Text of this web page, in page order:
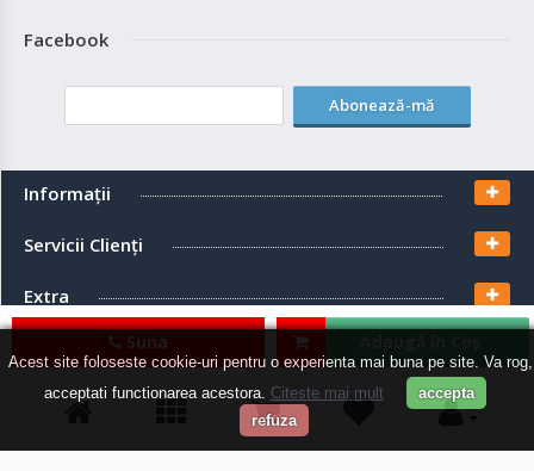
Acest site foloseste cookie-uri pentru o experienta mai buna pe site. Va rog,
acceptati functionarea acestora. Citeste mai mult
accepta
refuza
Suna
Facebook
Abonează-mă
Informaţii
Servicii Clienţi
Extra
Contul meu